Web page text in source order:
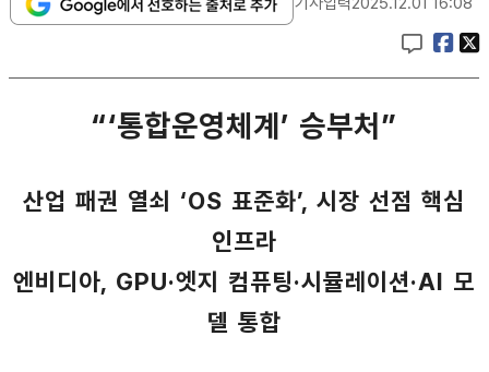
“‘통합운영체계’ 승부처”
산업 패권 열쇠 ‘OS 표준화’, 시장 선점 핵심
인프라
엔비디아, GPU·엣지 컴퓨팅·시뮬레이션·AI 모
델 통합